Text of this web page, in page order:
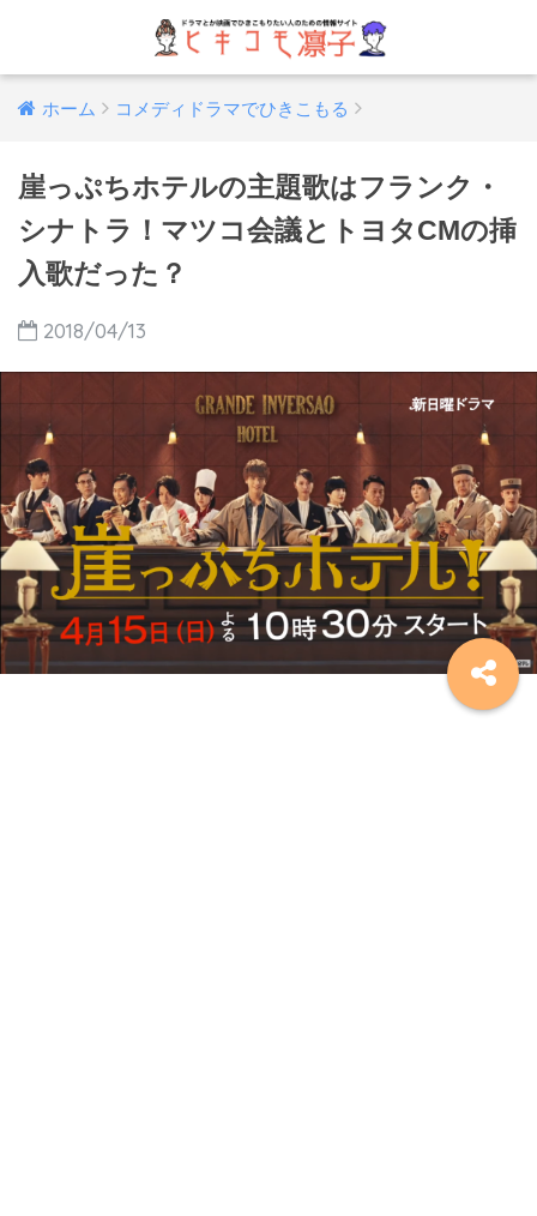
ホーム コメディドラマでひきこもる
崖っぷちホテルの主題歌はフランク・
シナトラ！マツコ会議とトヨタCMの挿
入歌だった？
2018/04/13